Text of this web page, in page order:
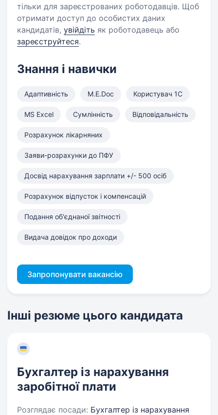
тільки для зареєстрованих роботодавців. Щоб
отримати доступ до особистих даних
кандидатів, увійдіть як роботодавець або
зареєструйтеся.
Знання і навички
Адаптивність M.E.Doc Користувач 1С
MS Excel Сумлінність Відповідальність
Розрахунок лікарняних
Заяви-розрахунки до ПФУ
Досвід нарахування зарплати +/- 500 осіб
Розрахунок відпусток і компенсацій
Подання об'єднаної звітності
Видача довідок про доходи
Запропонувати вакансію
Інші резюме цього кандидата
Бухгалтер із нарахування
заробітної плати
Розглядає посади: Бухгалтер із нарахування